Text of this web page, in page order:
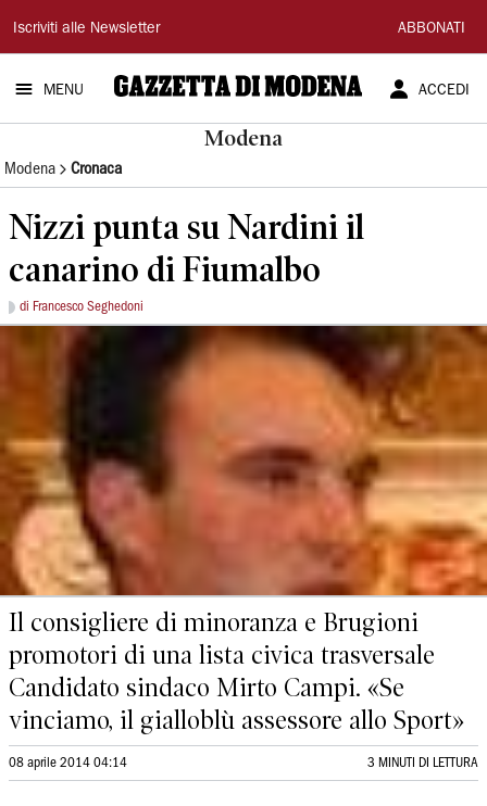
Gazzetta
di
Modena
Iscriviti alle Newsletter ABBONATI
MENU ACCEDI
Modena
Modena Cronaca
Nizzi punta su Nardini il
canarino di Fiumalbo
di Francesco Seghedoni
Il consigliere di minoranza e Brugioni
promotori di una lista civica trasversale
Candidato sindaco Mirto Campi. «Se
vinciamo, il gialloblù assessore allo Sport»
08 aprile 2014 04:14 3 MINUTI DI LETTURA